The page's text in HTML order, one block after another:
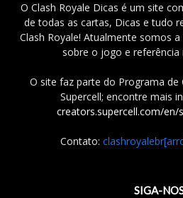
O Clash Royale Dicas é um site
de todas as cartas, Dicas e tudo
Clash Royale! Atualmente somos
sobre o jogo e referência
O site faz parte do Programa de
Supercell; encontre mais
creators.supercell.com/en/
Contato:
SIGA-